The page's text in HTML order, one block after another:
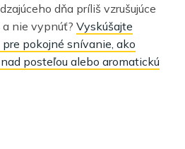
dňa príliš vzrušujúce
nie vypnúť? Vyskúšajte
pokojné snívanie, ako
posteľou alebo aromatickú